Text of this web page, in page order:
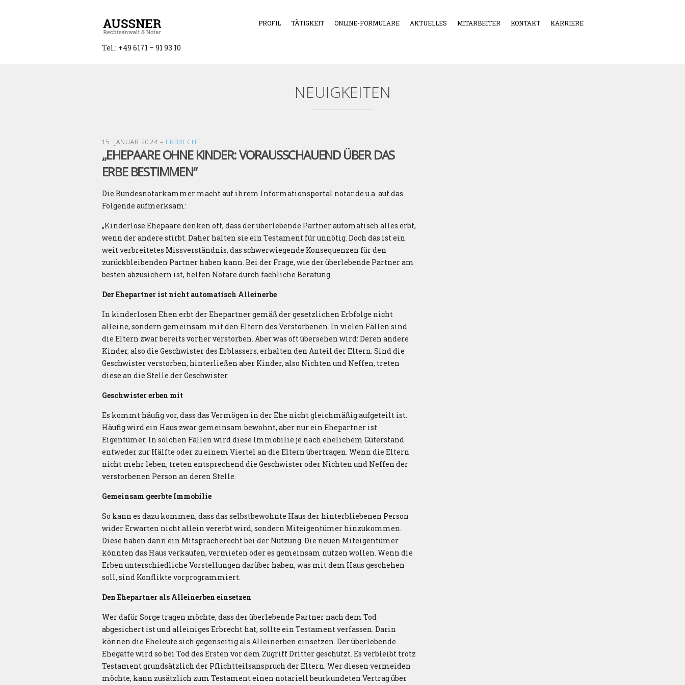
Tel.: +49 6171 – 91 93 10
PROFIL TÄTIGKEIT ONLINE-FORMULARE AKTUELLES MITARBEITER KONTAKT KARRIERE
NEUIGKEITEN
15. JANUAR 2024– ERBRECHT
„EHEPAARE OHNE KINDER: VORAUSSCHAUEND ÜBER DAS
ERBE BESTIMMEN“
Die Bundesnotarkammer macht auf ihrem Informationsportal notar.de u.a. auf das
Folgende aufmerksam:
„Kinderlose Ehepaare denken oft, dass der überlebende Partner automatisch alles erbt,
wenn der andere stirbt. Daher halten sie ein Testament für unnötig. Doch das ist ein
weit verbreitetes Missverständnis, das schwerwiegende Konsequenzen für den
zurückbleibenden Partner haben kann. Bei der Frage, wie der überlebende Partner am
besten abzusichern ist, helfen Notare durch fachliche Beratung.
Der Ehepartner ist nicht automatisch Alleinerbe
In kinderlosen Ehen erbt der Ehepartner gemäß der gesetzlichen Erbfolge nicht
alleine, sondern gemeinsam mit den Eltern des Verstorbenen. In vielen Fällen sind
die Eltern zwar bereits vorher verstorben. Aber was oft übersehen wird: Deren andere
Kinder, also die Geschwister des Erblassers, erhalten den Anteil der Eltern. Sind die
Geschwister verstorben, hinterließen aber Kinder, also Nichten und Neffen, treten
diese an die Stelle der Geschwister.
Geschwister erben mit
Es kommt häufig vor, dass das Vermögen in der Ehe nicht gleichmäßig aufgeteilt ist.
Häufig wird ein Haus zwar gemeinsam bewohnt, aber nur ein Ehepartner ist
Eigentümer. In solchen Fällen wird diese Immobilie je nach ehelichem Güterstand
entweder zur Hälfte oder zu einem Viertel an die Eltern übertragen. Wenn die Eltern
nicht mehr leben, treten entsprechend die Geschwister oder Nichten und Neffen der
verstorbenen Person an deren Stelle.
Gemeinsam geerbte Immobilie
So kann es dazu kommen, dass das selbstbewohnte Haus der hinterbliebenen Person
wider Erwarten nicht allein vererbt wird, sondern Miteigentümer hinzukommen.
Diese haben dann ein Mitspracherecht bei der Nutzung. Die neuen Miteigentümer
könnten das Haus verkaufen, vermieten oder es gemeinsam nutzen wollen. Wenn die
Erben unterschiedliche Vorstellungen darüber haben, was mit dem Haus geschehen
soll, sind Konflikte vorprogrammiert.
Den Ehepartner als Alleinerben einsetzen
Wer dafür Sorge tragen möchte, dass der überlebende Partner nach dem Tod
abgesichert ist und alleiniges Erbrecht hat, sollte ein Testament verfassen. Darin
können die Eheleute sich gegenseitig als Alleinerben einsetzen. Der überlebende
Ehegatte wird so bei Tod des Ersten vor dem Zugriff Dritter geschützt. Es verbleibt trotz
Testament grundsätzlich der Pflichtteilsanspruch der Eltern. Wer diesen vermeiden
möchte, kann zusätzlich zum Testament einen notariell beurkundeten Vertrag über